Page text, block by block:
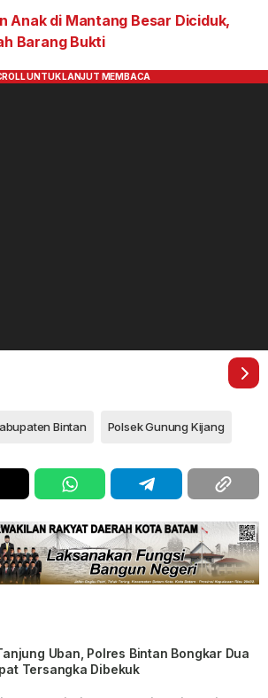
Anak di Mantang Besar Diciduk,
Barang Bukti
Bintan Polsek Gunung Kijang
Uban, Polres Bintan Bongkar Dua
Tersangka Dibekuk